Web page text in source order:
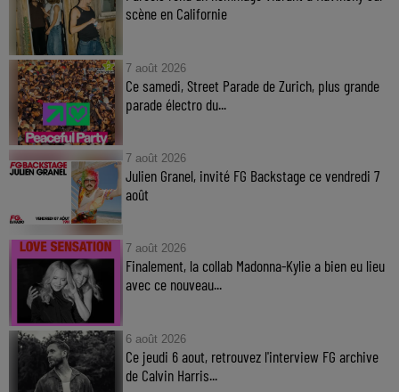
scène en Californie
7 août 2026
Ce samedi, Street Parade de Zurich, plus grande
parade électro du...
7 août 2026
Julien Granel, invité FG Backstage ce vendredi 7
août
7 août 2026
Finalement, la collab Madonna-Kylie a bien eu lieu
avec ce nouveau...
6 août 2026
Ce jeudi 6 aout, retrouvez l'interview FG archive
de Calvin Harris...